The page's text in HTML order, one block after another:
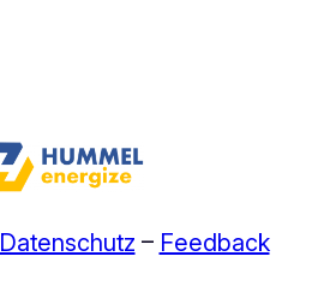
Datenschutz – Feedback